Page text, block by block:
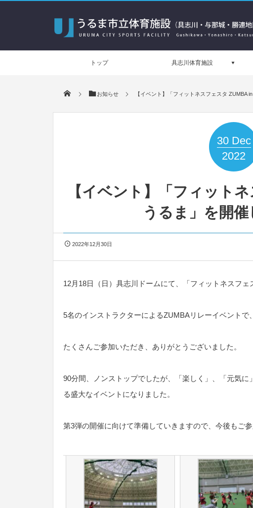
トップ 具志川体育施設
お知らせ 【イベント】「フィットネスフェスタ ZUMBA
30 Dec
2022
【イベント】「フィット
うるま」を開催
2022年12月30日
12月18日（日）具志川ドームにて、「フィットネスフェ
5名のインストラクターによるZUMBAリレーイベントで
たくさんご参加いただき、ありがとうございました。
90分間、ノンストップでしたが、「楽しく」、「元気に
る盛大なイベントになりました。
第3弾の開催に向けて準備していきますので、今後もご参